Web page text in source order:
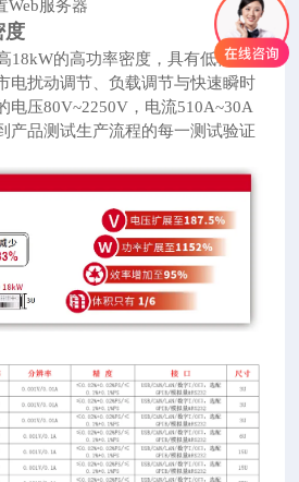
Web服务器
度
18kW的高功率密度，具有低输出
电扰动调节、负载调节与快速瞬时
电压80V~2250V，电流510A~30A
产品测试生产流程的每一测试验证